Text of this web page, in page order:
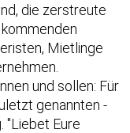
die zerstreute
Mietlinge
und sollen: Für
genannten -
"Liebet Eure